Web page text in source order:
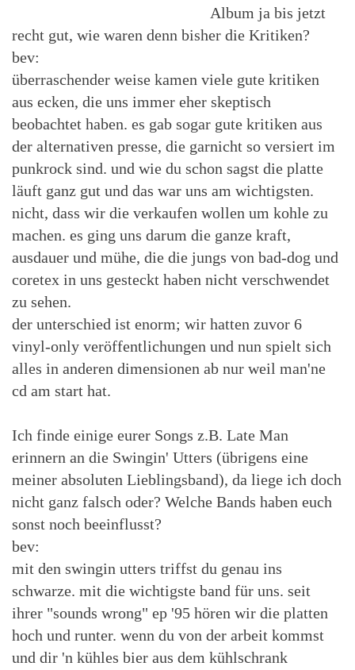
Album ja bis jetzt
recht gut, wie waren denn bisher die Kritiken?
bev:
überraschender weise kamen viele gute kritiken
aus ecken, die uns immer eher skeptisch
beobachtet haben. es gab sogar gute kritiken aus
der alternativen presse, die garnicht so versiert im
punkrock sind. und wie du schon sagst die platte
läuft ganz gut und das war uns am wichtigsten.
nicht, dass wir die verkaufen wollen um kohle zu
machen. es ging uns darum die ganze kraft,
ausdauer und mühe, die die jungs von bad-dog und
coretex in uns gesteckt haben nicht verschwendet
zu sehen.
der unterschied ist enorm; wir hatten zuvor 6
vinyl-only veröffentlichungen und nun spielt sich
alles in anderen dimensionen ab nur weil man'ne
cd am start hat.
Ich finde einige eurer Songs z.B. Late Man
erinnern an die Swingin' Utters (übrigens eine
meiner absoluten Lieblingsband), da liege ich doch
nicht ganz falsch oder? Welche Bands haben euch
sonst noch beeinflusst?
bev:
mit den swingin utters triffst du genau ins
schwarze. mit die wichtigste band für uns. seit
ihrer "sounds wrong" ep '95 hören wir die platten
hoch und runter. wenn du von der arbeit kommst
und dir 'n kühles bier aus dem kühlschrank